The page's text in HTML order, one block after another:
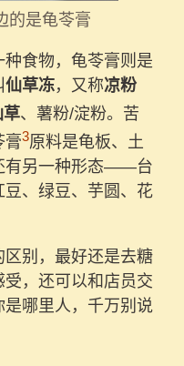
的是龟苓膏
食物，龟苓膏则是
仙草冻，又称凉粉
草、薯粉/淀粉。苦
膏3原料是龟板、土
有另一种形态——台
、绿豆、芋圆、花
别，最好还是去糖
，还可以和店员交
哪里人，千万别说